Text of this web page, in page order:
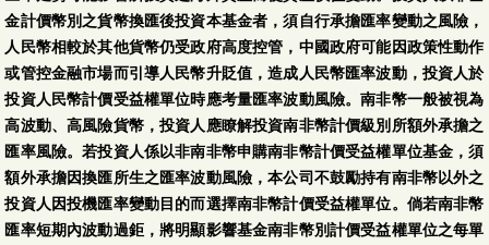
金計價幣別之貨幣換匯後投資本基金者，須自行承擔匯率變動之風險，
人民幣相較於其他貨幣仍受政府高度控管，中國政府可能因政策性動作
或管控金融市場而引導人民幣升貶值，造成人民幣匯率波動，投資人於
投資人民幣計價受益權單位時應考量匯率波動風險。南非幣一般被視為
高波動、高風險貨幣，投資人應瞭解投資南非幣計價級別所額外承擔之
匯率風險。若投資人係以非南非幣申購南非幣計價受益權單位基金，須
額外承擔因換匯所生之匯率波動風險，本公司不鼓勵持有南非幣以外之
投資人因投機匯率變動目的而選擇南非幣計價受益權單位。倘若南非幣
匯率短期內波動過鉅，將明顯影響基金南非幣別計價受益權單位之每單